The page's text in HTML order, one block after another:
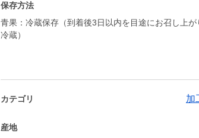
保存方法
青果：冷蔵保存（到着後3日以内を目途にお召し上
冷蔵）
カテゴリ 加
産地